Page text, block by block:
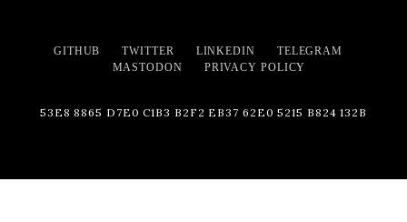
GITHUB TWITTER LINKEDIN
TELEGRAM
MASTODON
PRIVACY POLICY
53E8 8865 D7E0 C1B3 B2F2 EB37 62E0 5215 B824 132B